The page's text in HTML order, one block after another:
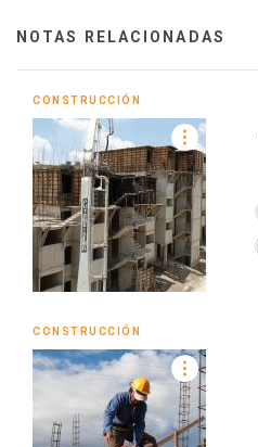
NOTAS RELACIONADAS
CONSTRUCCIÓN
CONSTRUCCIÓN